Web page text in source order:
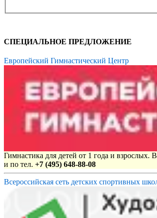
СПЕЦИАЛЬНОЕ ПРЕДЛОЖЕНИЕ
Европейский Гимнастический Центр
Гимнастика для детей от 1 года и
и по тел. +7 (495) 648-88-08
Всероссийская сеть детских спортивных